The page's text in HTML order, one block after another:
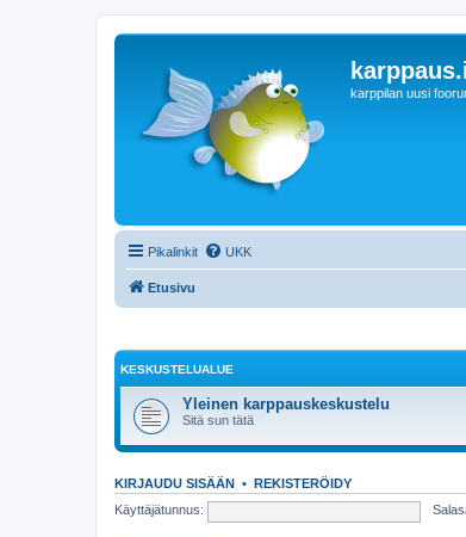
karppilan uusi
Pikalinkit UKK
Etusivu
KESKUSTELUALUE
Yleinen karppauskeskustelu
Sitä sun tätä
KIRJAUDU SISÄÄN • REKISTERÖIDY
Käyttäjätunnus: